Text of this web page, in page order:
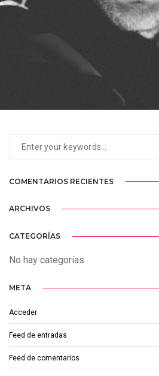
COMENTARIOS RECIENTES
ARCHIVOS
CATEGORÍAS
No hay categorías
META
Acceder
Feed de entradas
Feed de comentarios